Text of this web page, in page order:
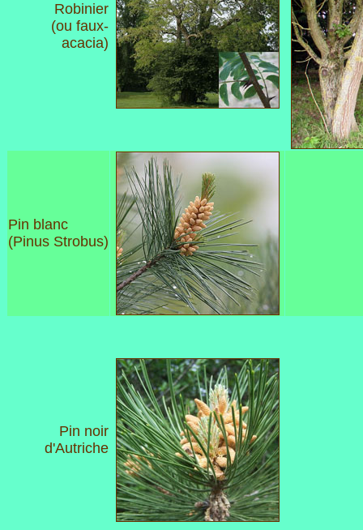
Robinier
(ou faux-
acacia)
Pin blanc
(Pinus Strobus)
Pin noir
d'Autriche